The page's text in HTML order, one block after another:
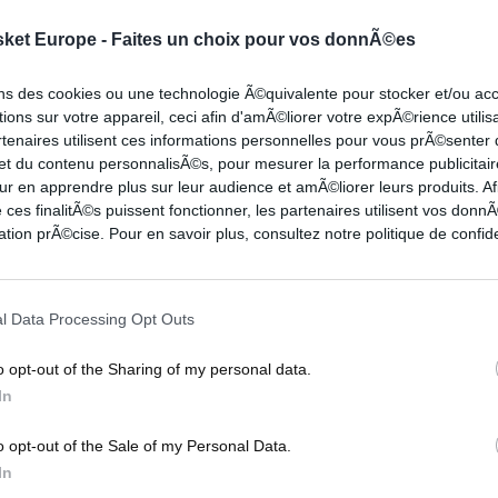
Europe - Faites un choix pour vos donnÃ©es
des cookies ou une technologie Ã©quivalente pour stocker et/ou
sur votre appareil, ceci afin d'amÃ©liorer votre expÃ©rience
utilisent ces informations personnelles pour vous prÃ©senter
du contenu personnalisÃ©s, pour mesurer la performance
en apprendre plus sur leur audience et amÃ©liorer leurs produits.
ces finalitÃ©s puissent fonctionner, les partenaires utilisent vos
prÃ©cise. Pour en savoir plus, consultez notre politique de
Data Processing Opt Outs
opt-out of the Sharing of my personal data.
opt-out of the Sale of my Personal Data.
qui vient à la rescousse.
Métropole Basket, le jeune homme de 22
n’a pas donné satisfaction. Le joueur
bon début de saison en Leaders Cup avant de
de championnat (passant de 15.2 d’éval à
le 26 octobre face à l’UJAP Quimper, c’est donc
joueur, ce qui tombe plutôt bien pour l’ancien
va devoir à son tour tenter de mettre en valeur
est pour le moins étrange, certainement
le tenir éloigné des parquets pendant